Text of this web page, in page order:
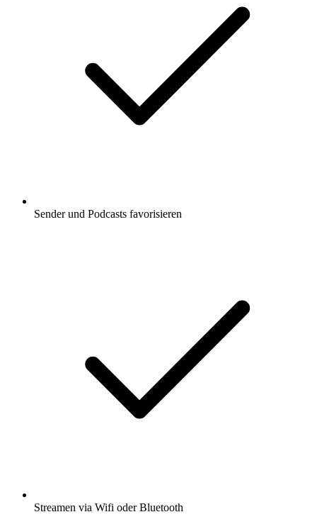
Sender und Podcasts favorisieren
Streamen via Wifi oder Bluetooth